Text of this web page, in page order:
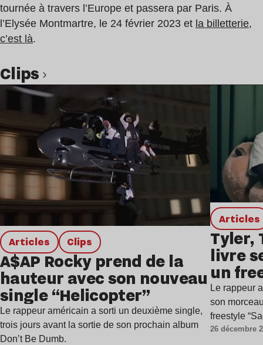
tournée à travers l’Europe et passera par Paris. À
l’Elysée Montmartre, le 24 février 2023 et la billetterie,
c’est là.
clips
Articles clips
A$AP Rocky prend de la
hauteur avec son nouveau
single “Helicopter”
Le rappeur américain a sorti un deuxième single,
trois jours avant la sortie de son prochain album
Don’t Be Dumb.
Articles
Tyler,
livre
un
remix
Le rappeur
son
freestyle
26 décembre